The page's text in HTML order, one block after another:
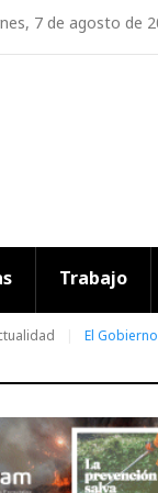
7 de agosto de
Trabajo
El